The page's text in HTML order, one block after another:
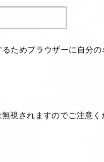
ためブラウザーに自分
視されますのでご注意く